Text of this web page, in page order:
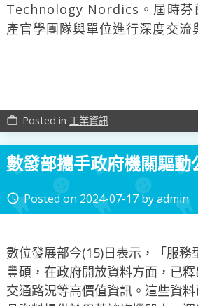
Technology Nordics。屆時芬
產官學團隊與單位進行深度交
work_outline Posted in 工業資訊
數發部攜手政府機關驅
access_time Posted on 2024-07-17 byadmin
數位發展部今(15)日表示，「服
豐碩，在政府開放資料方面，已
交通路況等高價值資訊。這些資